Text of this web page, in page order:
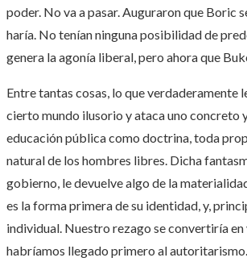
poder. No va a pasar. Auguraron que Boric
haría. No tenían ninguna posibilidad de
genera la agonía liberal, pero ahora que
Entre tantas cosas, lo que verdaderamente
cierto mundo ilusorio y ataca uno concreto
educación pública como doctrina, toda
natural de los hombres libres. Dicha
gobierno, le devuelve algo de la
es la forma primera de su identidad, y,
individual. Nuestro rezago se convertiría
habríamos llegado primero al autoritarismo.